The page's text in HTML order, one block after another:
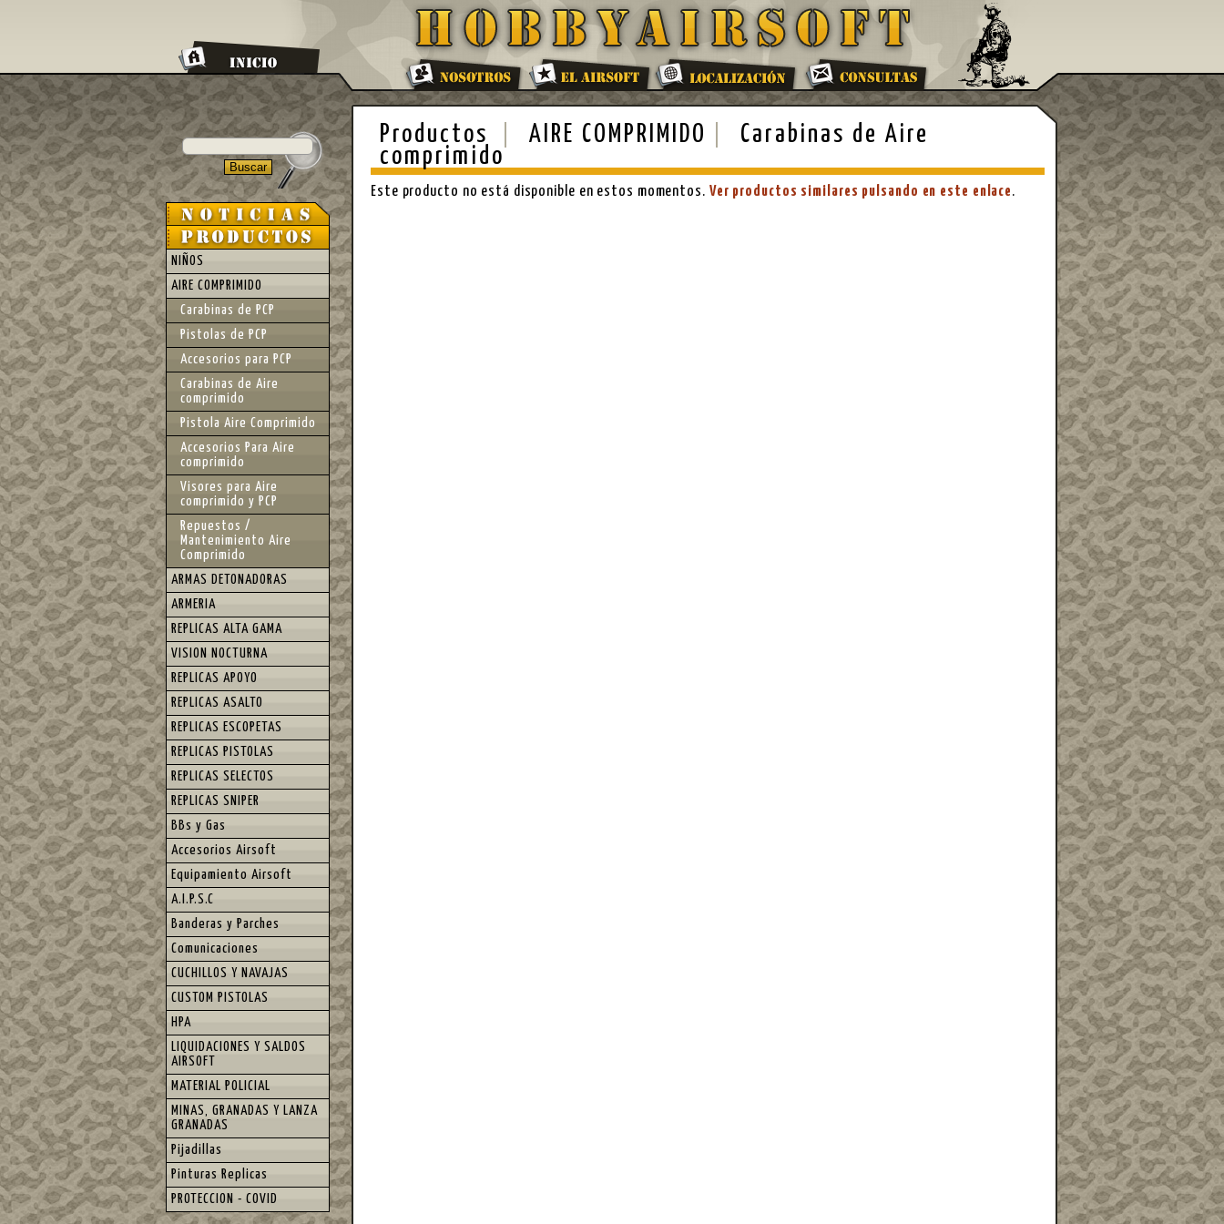
Productos AIRE COMPRIMIDO
Carabinas de Aire
comprimido
Este producto no está disponible en estos momentos. Ver productos similares pulsando en este enlace.
NIÑOS
AIRE COMPRIMIDO
Carabinas de PCP
Pistolas de PCP
Accesorios para PCP
Carabinas de Aire
comprimido
Pistola Aire Comprimido
Accesorios Para Aire
comprimido
Visores para Aire
comprimido y PCP
Repuestos /
Mantenimiento Aire
Comprimido
ARMAS DETONADORAS
ARMERIA
REPLICAS ALTA GAMA
VISION NOCTURNA
REPLICAS APOYO
REPLICAS ASALTO
REPLICAS ESCOPETAS
REPLICAS PISTOLAS
REPLICAS SELECTOS
REPLICAS SNIPER
BBs y Gas
Accesorios Airsoft
Equipamiento Airsoft
A.I.P.S.C
Banderas y Parches
Comunicaciones
CUCHILLOS Y NAVAJAS
CUSTOM PISTOLAS
HPA
LIQUIDACIONES Y SALDOS
AIRSOFT
MATERIAL POLICIAL
MINAS, GRANADAS Y LANZA
GRANADAS
Pijadillas
Pinturas Replicas
PROTECCION - COVID